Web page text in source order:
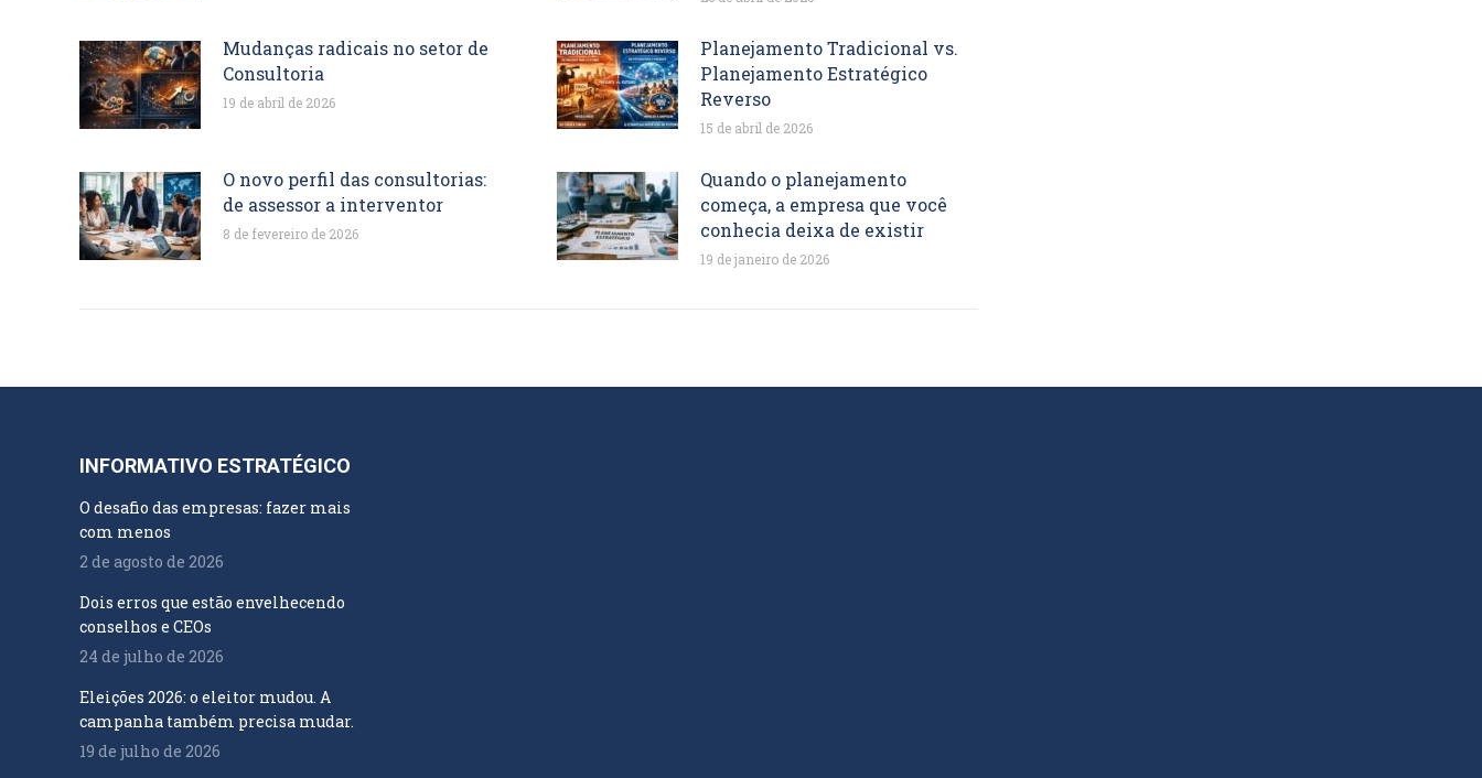
Mudanças radicais no setor de
Consultoria
19 de abril de 2026
Planejamento Tradicional vs.
Planejamento Estratégico
Reverso
15 de abril de 2026
O novo perfil das consultorias:
de assessor a interventor
8 de fevereiro de 2026
Quando o planejamento
começa, a empresa que você
conhecia deixa de existir
19 de janeiro de 2026
INFORMATIVO ESTRATÉGICO
O desafio das empresas: fazer mais
com menos
2 de agosto de 2026
Dois erros que estão envelhecendo
conselhos e CEOs
24 de julho de 2026
Eleições 2026: o eleitor mudou. A
campanha também precisa mudar.
19 de julho de 2026